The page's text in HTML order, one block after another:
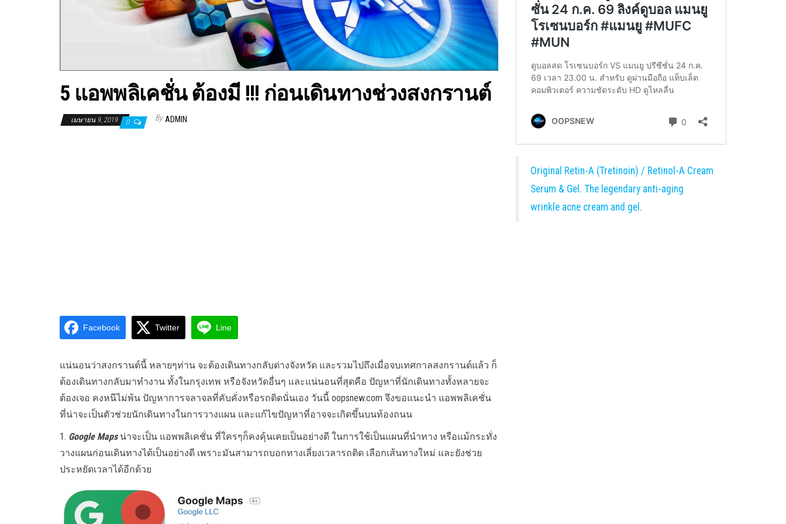
5 แอพพลิเคชั่น ต้องมี !!! ก่อนเดินทางช่วงสงกรานต์
เมษายน 9, 2019 0 By ADMIN
Facebook Twitter Line
แน่นอนว่าสงกรานต์นี้ หลายๆท่าน จะต้องเดินทางกลับต่างจังหวัด และรวมไปถึงเมื่อจบเทศกาลสงกรานต์แล้ว ก็
ต้องเดินทางกลับมาทำงาน ทั้งในกรุงเทพ หรือจังหวัดอื่นๆ และแน่นอนที่สุดคือ ปัญหาที่นักเดินทางทั้งหลายจะ
ต้องเจอ คงหนีไม่พ้น ปัญหาการจลาจลที่คับคั่งหรือรถติดนั่นเอง วันนี้ oopsnew.com จึงขอแนะนำ แอพพลิเคชั่น
ที่น่าจะเป็นตัวช่วยนักเดินทางในการวางแผน และแก้ไขปัญหาที่อาจจะเกิดขึ้นบนท้องถนน
1. Google Mapsน่าจะเป็น แอพพลิเคชั่น ที่ใครๆก็คงคุ้นเคยเป็นอย่างดี ในการใช้เป็นแผนที่นำทาง หรือแม้กระทั่ง
วางแผนก่อนเดินทางได้เป็นอย่างดี เพราะมันสามารถบอกทางเลี่ยงเวลารถติด เลือกเส้นทางใหม่ และยังช่วย
ประหยัดเวลาได้อีกด้วย
Original Retin-A (Tretinoin) / Retinol-A Cream
Serum & Gel. The legendary anti-aging
wrinkle acne cream and gel.